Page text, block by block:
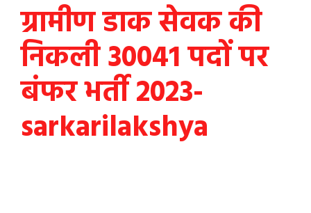
ग्रामीण डाक सेवक की
निकली 30041 पदों पर
बंफर भर्ती 2023-
sarkarilakshya